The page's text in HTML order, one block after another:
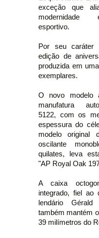
exceção que
modernidade
esportivo.
Por seu caráter
edição de
produzida em
exemplares.
O novo modelo
manufatura
5122, com os
espessura do
modelo original
oscilante
quilates, leva
"AP Royal Oak
A caixa
integrado, fiel ao
lendário
também mantém
39 milímetros do